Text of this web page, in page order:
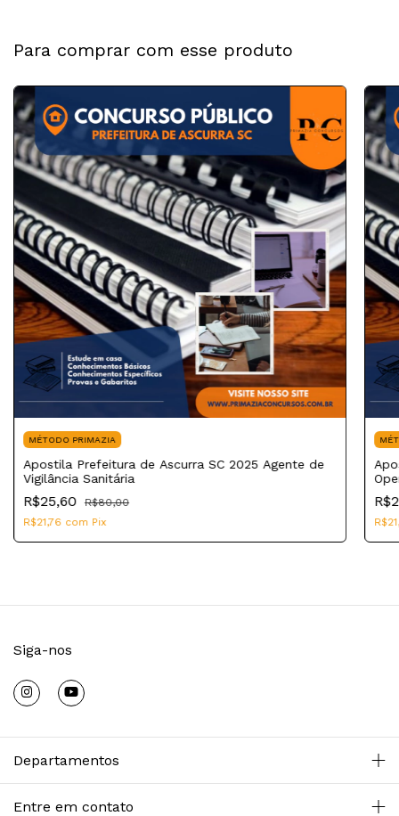
Para comprar com esse produto
MÉTODO PRIMAZIA
Apostila Prefeitura de Ascurra SC 2025 Agente de
Vigilância Sanitária
R$25,60
R$80,00
R$21,76 com Pix
Siga-nos
Departamentos
Entre em contato